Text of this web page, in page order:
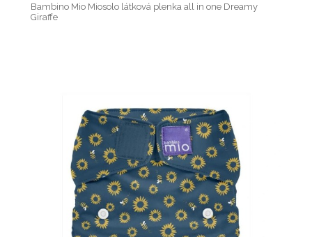
Bambino Mio Miosolo látková plenka all in one Dreamy
Giraffe